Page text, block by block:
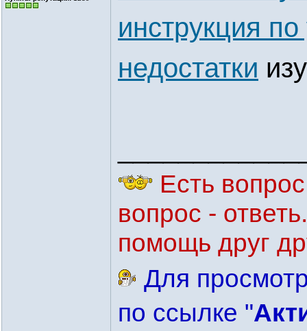
инструкция
недостатки
Есть
вопрос -
помощь друг
Для
по ссылке "